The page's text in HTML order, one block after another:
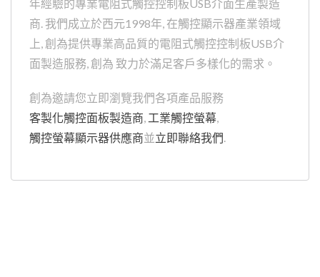
年經驗的專業電阻式觸控控制板USB介面生產製造
商. 我們成立於西元1998年, 在觸控顯示器產業領域
上, 創為提供專業高品質的電阻式觸控控制板USB介
面製造服務, 創為 致力於滿足客戶多樣化的需求。
創為邀請您立即瀏覽我們各項產品服務
客製化觸控面板製造商 工業觸控螢幕
觸控螢幕顯示器供應商並立即聯絡我們